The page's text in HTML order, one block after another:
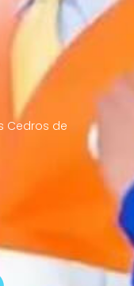
Cedros de